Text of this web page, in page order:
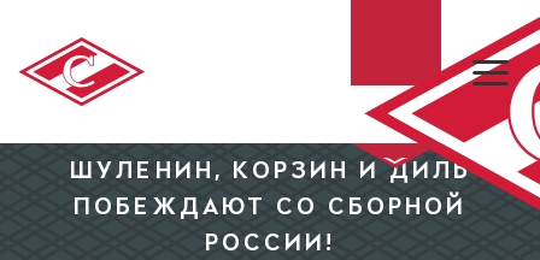
ШУЛЕНИН, КОРЗИН И ДИЛЬ
ПОБЕЖДАЮТ СО СБОРНОЙ
РОССИИ!